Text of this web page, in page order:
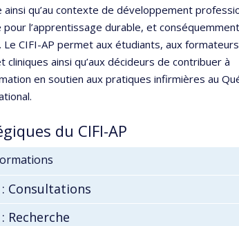
qu’au contexte de développement
l’apprentissage durable, et
CIFI-AP permet aux étudiants, aux
cliniques ainsi qu’aux décideurs de contribuer à
en soutien aux pratiques infirmières au
du CIFI-AP
Consultations
Recherche